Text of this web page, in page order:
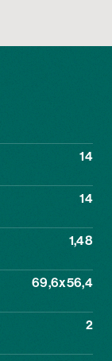
14
14
1,48
69,6x56,4
2